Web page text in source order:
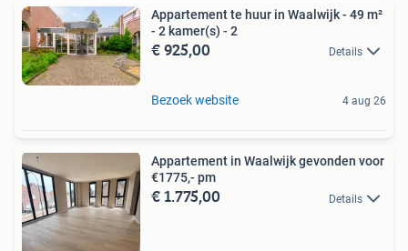
Appartement te huur in Waalwijk - 49 m²
- 2 kamer(s) - 2
€ 925,00 Details
Bezoek website 4 aug 26
Appartement in Waalwijk gevonden voor
€1775,- pm
€ 1.775,00 Details